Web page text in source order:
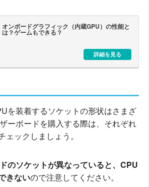
オンボードグラフィック（内蔵GPU）の性能と
は？ゲームもできる？
詳細を見る
を装着するソケットの形状はさまざ
ーボードを購入する際は、それぞれ
ックしましょう。
のソケットが異なっていると、CPU
きないので注意してください。